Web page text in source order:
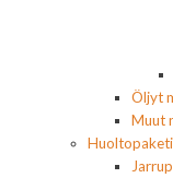
Öljyt
Muut